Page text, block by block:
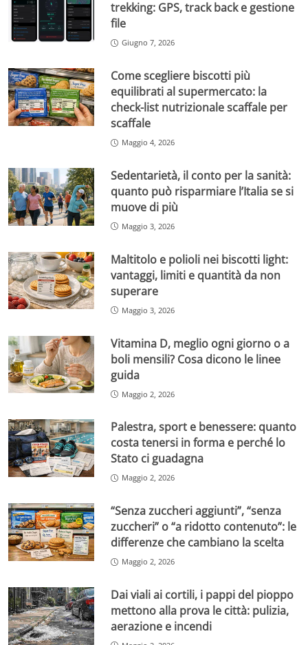
trekking: GPS, track back e gestione
file
Giugno 7, 2026
Come scegliere biscotti più
equilibrati al supermercato: la
check-list nutrizionale scaffale per
scaffale
Maggio 4, 2026
Sedentarietà, il conto per la sanità:
quanto può risparmiare l’Italia se si
muove di più
Maggio 3, 2026
Maltitolo e polioli nei biscotti light:
vantaggi, limiti e quantità da non
superare
Maggio 3, 2026
Vitamina D, meglio ogni giorno o a
boli mensili? Cosa dicono le linee
guida
Maggio 2, 2026
Palestra, sport e benessere: quanto
costa tenersi in forma e perché lo
Stato ci guadagna
Maggio 2, 2026
“Senza zuccheri aggiunti”, “senza
zuccheri” o “a ridotto contenuto”: le
differenze che cambiano la scelta
Maggio 2, 2026
Dai viali ai cortili, i pappi del pioppo
mettono alla prova le città: pulizia,
aerazione e incendi